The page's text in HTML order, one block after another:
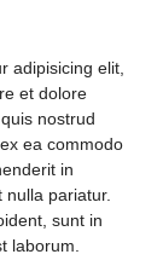
adipisicing elit,
et dolore
nostrud
ea commodo
in
pariatur.
sunt in
laborum.